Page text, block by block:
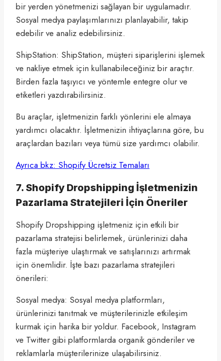
bir yerden yönetmenizi sağlayan bir uygulamadır.
Sosyal medya paylaşımlarınızı planlayabilir, takip
edebilir ve analiz edebilirsiniz.
ShipStation: ShipStation, müşteri siparişlerini işlemek
ve nakliye etmek için kullanabileceğiniz bir araçtır.
Birden fazla taşıyıcı ve yöntemle entegre olur ve
etiketleri yazdırabilirsiniz.
Bu araçlar, işletmenizin farklı yönlerini ele almaya
yardımcı olacaktır. İşletmenizin ihtiyaçlarına göre, bu
araçlardan bazıları veya tümü size yardımcı olabilir.
Ayrıca bkz: Shopify Ücretsiz Temaları
7. Shopify Dropshipping İşletmenizin
Pazarlama Stratejileri İçin Öneriler
Shopify Dropshipping işletmeniz için etkili bir
pazarlama stratejisi belirlemek, ürünlerinizi daha
fazla müşteriye ulaştırmak ve satışlarınızı artırmak
için önemlidir. İşte bazı pazarlama stratejileri
önerileri:
Sosyal medya: Sosyal medya platformları,
ürünlerinizi tanıtmak ve müşterilerinizle etkileşim
kurmak için harika bir yoldur. Facebook, Instagram
ve Twitter gibi platformlarda organik gönderiler ve
reklamlarla müşterilerinize ulaşabilirsiniz.